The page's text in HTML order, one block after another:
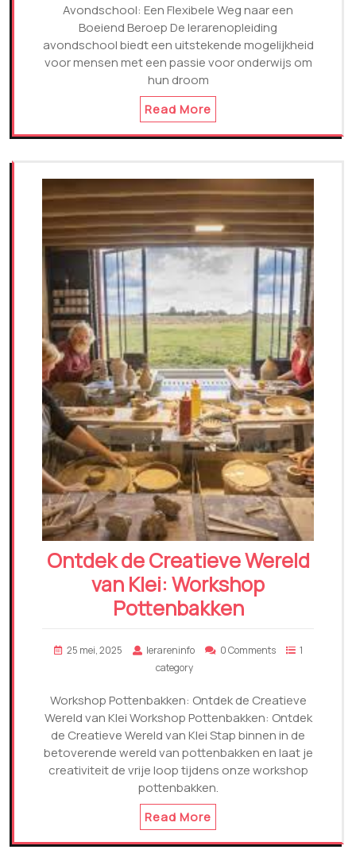
Avondschool: Een Flexibele Weg naar een
Boeiend Beroep De lerarenopleiding
avondschool biedt een uitstekende mogelijkheid
voor mensen met een passie voor onderwijs om
hun droom
Read More
Ontdek de Creatieve Wereld
van Klei: Workshop
Pottenbakken
25 mei, 2025 lerareninfo 0 Comments
1
category
Workshop Pottenbakken: Ontdek de Creatieve
Wereld van Klei Workshop Pottenbakken: Ontdek
de Creatieve Wereld van Klei Stap binnen in de
betoverende wereld van pottenbakken en laat je
creativiteit de vrije loop tijdens onze workshop
pottenbakken.
Read More